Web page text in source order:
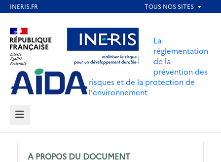
contenu
principal
Aller au contenu Aller au menu
Aller au pied de page
La
réglementation
de la
prévention des
risques et de la protection de
l'environnement
MENU
A PROPOS DU DOCUMENT